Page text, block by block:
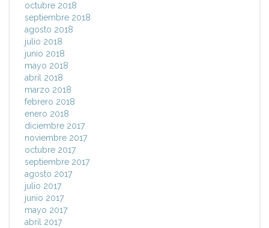
octubre 2018
septiembre 2018
agosto 2018
julio 2018
junio 2018
mayo 2018
abril 2018
marzo 2018
febrero 2018
enero 2018
diciembre 2017
noviembre 2017
octubre 2017
septiembre 2017
agosto 2017
julio 2017
junio 2017
mayo 2017
abril 2017